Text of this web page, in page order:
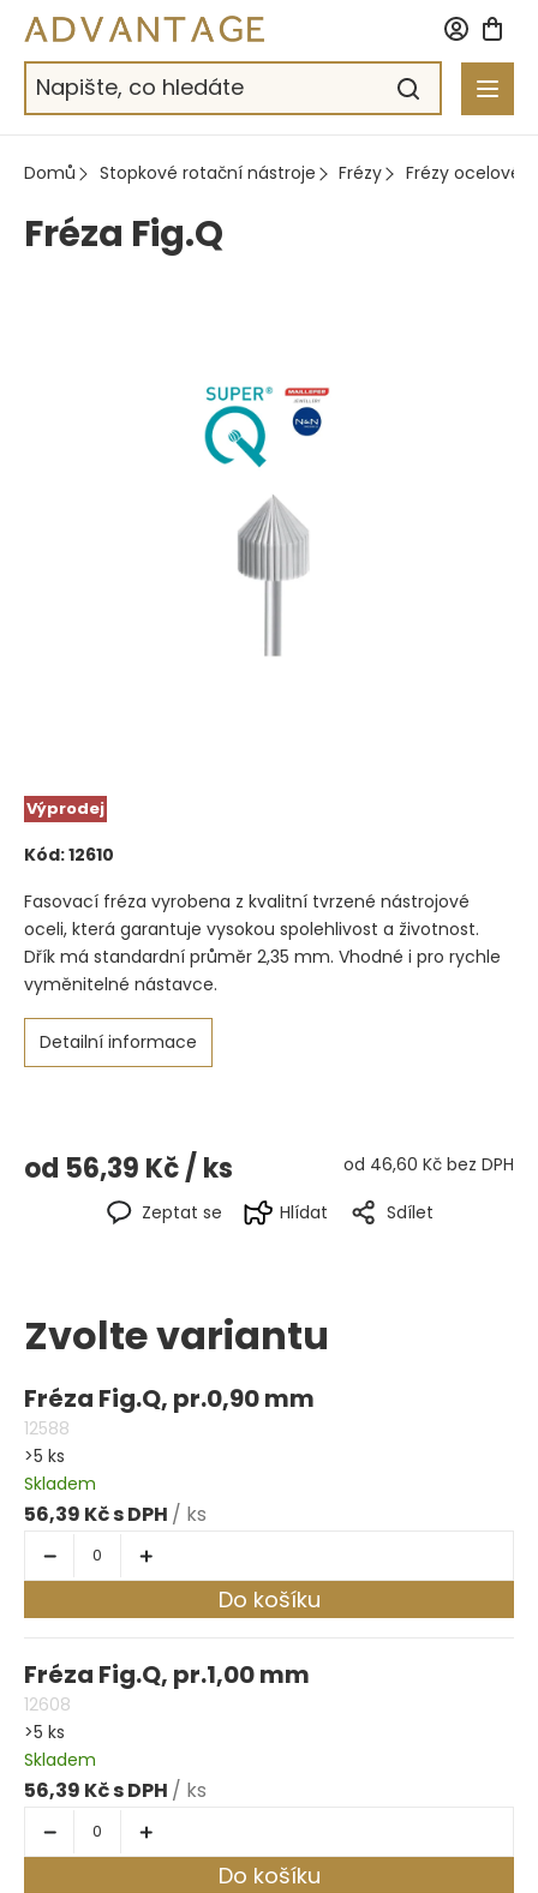
Přejít
obsah
Domů Stopkové rotační nástroje Frézy Frézy ocelové
Fréza Fig.Q
Výprodej
Kód:12610
od 56,39 Kč/ ks od 46,60 Kč bez DPH
Fasovací fréza vyrobena z kvalitní tvrzené nástrojové
oceli, která garantuje vysokou spolehlivost a životnost.
Dřík má standardní průměr 2,35 mm. Vhodné i pro rychle
vyměnitelné nástavce.
Detailní informace
Zeptat se Hlídat Sdílet
Zvolte variantu
Fréza Fig.Q, pr.0,90 mm
12588
>5 ks
Skladem
56,39 Kč / ks
Do košíku
Fréza Fig.Q, pr.1,00 mm
12608
>5 ks
Skladem
56,39 Kč / ks
Do košíku